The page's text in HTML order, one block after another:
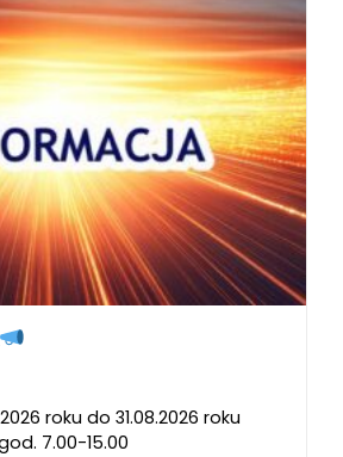
roku do 31.08.2026 roku
7.00-15.00